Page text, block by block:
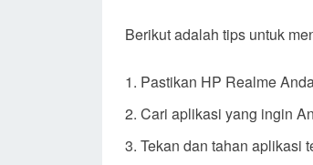
Berikut adalah tips untuk
Pastikan HP Realme
Cari aplikasi yang ingin
Tekan dan tahan aplikasi